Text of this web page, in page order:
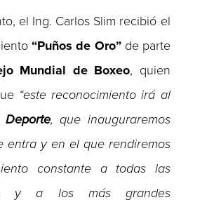
el Ing. Carlos Slim recibió el
“Puños de Oro”de parte
Mundial de Boxeo, quien
“este reconocimiento irá al
, que inauguraremos
entra y en el que rendiremos
constante a todas las
y a los más grandes